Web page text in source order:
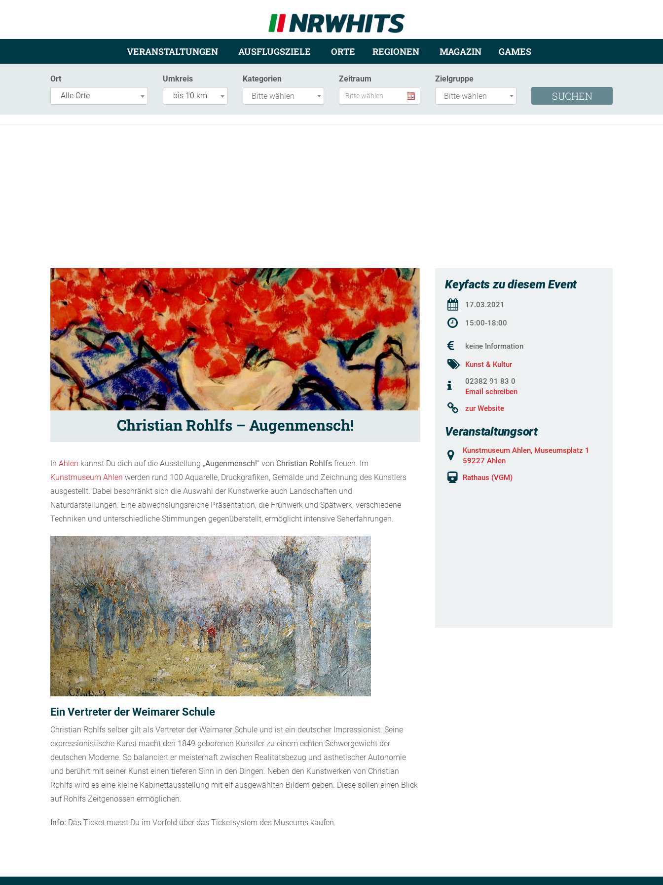
VERANSTALTUNGEN AUSFLUGSZIELE ORTE REGIONEN MAGAZIN GAMES
Ort
Alle Orte
Umkreis
bis 10 km
Kategorien Zeitraum Zielgruppe
Christian Rohlfs – Augenmensch!
In Ahlen kannst Du dich auf die Ausstellung „Augenmensch!“ von Christian Rohlfs freuen. Im
Kunstmuseum Ahlen werden rund 100 Aquarelle, Druckgrafiken, Gemälde und Zeichnung des Künstlers
ausgestellt. Dabei beschränkt sich die Auswahl der Kunstwerke auch Landschaften und
Naturdarstellungen. Eine abwechslungsreiche Präsentation, die Frühwerk und Spätwerk, verschiedene
Techniken und unterschiedliche Stimmungen gegenüberstellt, ermöglicht intensive Seherfahrungen.
Ein Vertreter der Weimarer Schule
Christian Rohlfs selber gilt als Vertreter der Weimarer Schule und ist ein deutscher Impressionist. Seine
expressionistische Kunst macht den 1849 geborenen Künstler zu einem echten Schwergewicht der
deutschen Moderne. So balanciert er meisterhaft zwischen Realitätsbezug und ästhetischer Autonomie
und berührt mit seiner Kunst einen tieferen Sinn in den Dingen. Neben den Kunstwerken von Christian
Rohlfs wird es eine kleine Kabinettausstellung mit elf ausgewählten Bildern geben. Diese sollen einen Blick
auf Rohlfs Zeitgenossen ermöglichen.
Info: Das Ticket musst Du im Vorfeld über das Ticketsystem des Museums kaufen.
Keyfacts zu diesem Event
17.03.2021
15:00-18:00
keine Information
Kunst & Kultur
02382 91 83 0
Email schreiben
zur Website
Veranstaltungsort
Kunstmuseum Ahlen, Museumsplatz 1
59227 Ahlen
Rathaus (VGM)